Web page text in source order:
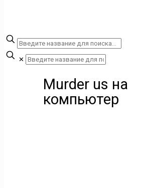
✕
Murder us на
компьютер